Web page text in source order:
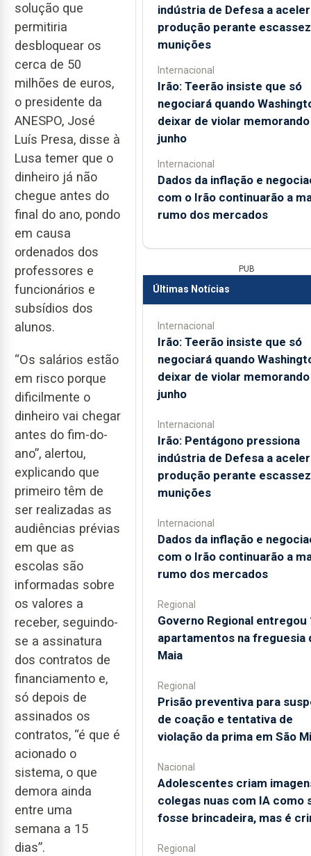
solução que
permitiria
desbloquear os
cerca de 50
milhões de euros,
o presidente da
ANESPO, José
Luís Presa, disse à
Lusa temer que o
dinheiro já não
chegue antes do
final do ano, pondo
em causa
ordenados dos
professores e
funcionários e
subsídios dos
alunos.
“Os salários estão
em risco porque
dificilmente o
dinheiro vai chegar
antes do fim-do-
ano”, alertou,
explicando que
primeiro têm de
ser realizadas as
audiências prévias
em que as
escolas são
informadas sobre
os valores a
receber, seguindo-
se a assinatura
dos contratos de
financiamento e,
só depois de
assinados os
contratos, “é que é
acionado o
sistema, o que
demora ainda
entre uma
semana a 15
dias”.
indústria de Defesa a
produção perante
munições
Internacional
Irão: Teerão insiste que só
negociará quando
deixar de violar
junho
Internacional
Dados da inflação e
com o Irão continuarão a
rumo dos mercados
PUB
Últimas Notícias
Internacional
Irão: Teerão insiste que só
negociará quando
deixar de violar
junho
Internacional
Irão: Pentágono pressiona
indústria de Defesa a
produção perante
munições
Internacional
Dados da inflação e
com o Irão continuarão a
rumo dos mercados
Regional
Governo Regional entregou
apartamentos na freguesia
Maia
Regional
Prisão preventiva para
de coação e tentativa de
violação da prima em São
Nacional
Adolescentes criam
colegas nuas com IA como
fosse brincadeira, mas é
Regional